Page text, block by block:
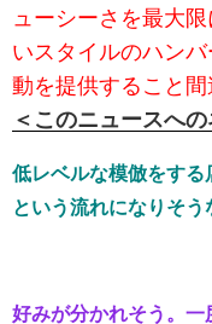
ューシーさを最大
いスタイルのハン
動を提供すること間
＜このニュースへ
低レベルな模倣をす
という流れになりそう
好みが分かれそう。一